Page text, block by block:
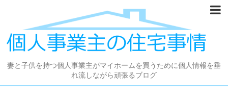
妻と子供を持つ個人事業主がマイホームを買うために個人情報を垂
れ流しながら頑張るブログ